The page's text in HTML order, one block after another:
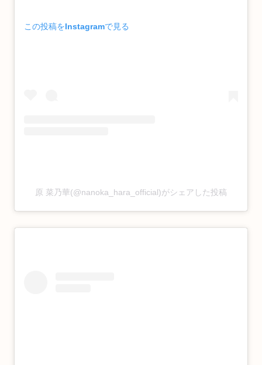
この投稿をInstagramで見る
原 菜乃華(@nanoka_hara_official)がシェアした投稿